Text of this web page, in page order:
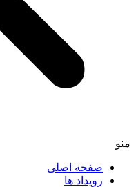
منو
صفحه اصلی
رویداد ها